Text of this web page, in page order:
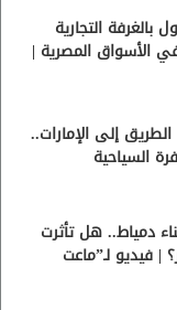
التجارية
الأسواق المصرية |
إلى الإمارات..
السياحية
دمياط.. هل تأثرت
| فيديو لـ”ماعت